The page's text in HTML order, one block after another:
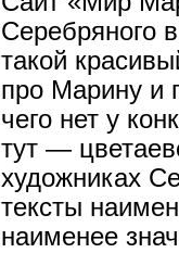
Серебряного
такой
про Марину и
чего нет у
тут —
художниках
тексты
наименее